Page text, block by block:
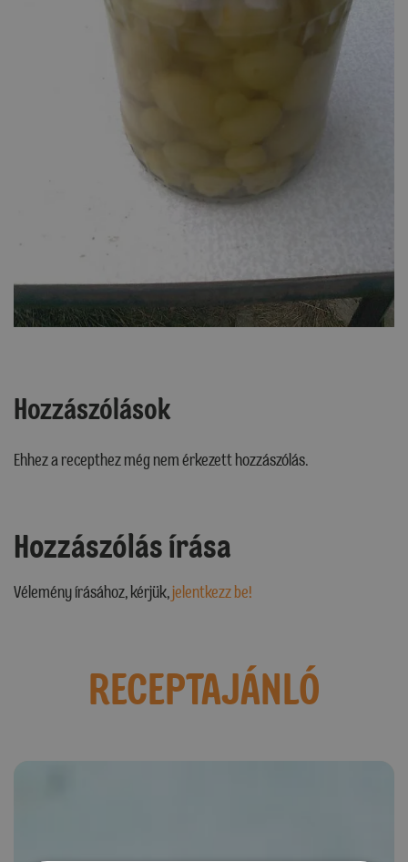
Hozzászólások
Ehhez a recepthez még nem érkezett hozzászólás.
Hozzászólás írása
Vélemény írásához, kérjük,jelentkezz be!
RECEPTAJÁNLÓ